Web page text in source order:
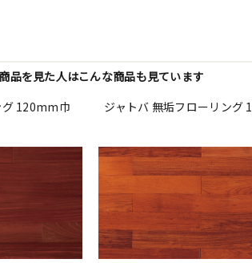
品を見た人はこんな商品も見ています
グ 120mm巾
ジャトバ 無垢フローリング